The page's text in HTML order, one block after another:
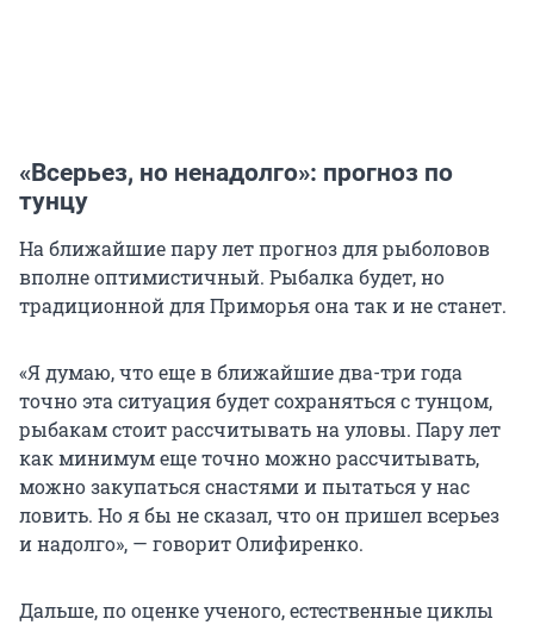
«Всерьез, но ненадолго»: прогноз по
тунцу
На ближайшие пару лет прогноз для рыболовов
вполне оптимистичный. Рыбалка будет, но
традиционной для Приморья она так и не станет.
«Я думаю, что еще в ближайшие два-три года
точно эта ситуация будет сохраняться с тунцом,
рыбакам стоит рассчитывать на уловы. Пару лет
как минимум еще точно можно рассчитывать,
можно закупаться снастями и пытаться у нас
ловить. Но я бы не сказал, что он пришел всерьез
и надолго», — говорит Олифиренко.
Дальше, по оценке ученого, естественные циклы